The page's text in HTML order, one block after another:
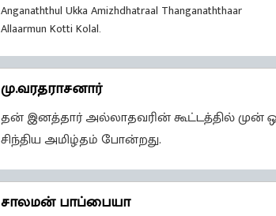
Anganaththul Ukka Amizhdhatraal Thanganaththaar
Allaarmun Kotti Kolal.
மு.வரதராசனார்
தன் இனத்தார் அல்லாதவரின் கூட்டத்தில் முன்
சிந்திய அமிழ்தம் போன்றது.
சாலமன் பாப்பையா